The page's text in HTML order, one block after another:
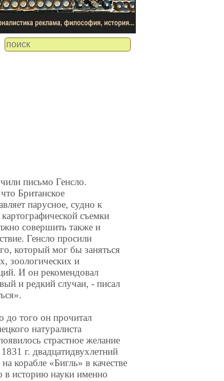
письмо Генсло.
Британское
парусное, судно к
съемки
совершить также и
Генсло просили
который мог бы заняться
зоологических и
И он рекомендовал
и редкий случаи, - писал
до того он прочитал
натуралиста
страстное желание
г. двадцатидвухлетний
корабле «Бигль» в качестве
в историю науки именно